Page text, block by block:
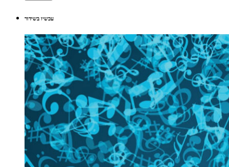
עכשיו בשידור